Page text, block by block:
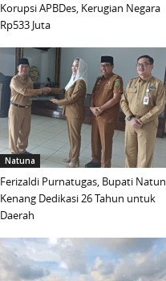
Korupsi APBDes, Kerugian Negara
Rp533 Juta
Natuna
Ferizaldi Purnatugas, Bupati
Kenang Dedikasi 26 Tahun untuk
Daerah